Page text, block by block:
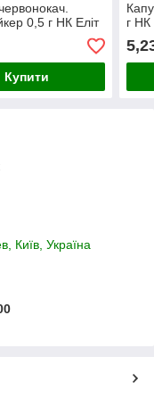
0,5 г НК Еліт
Купити
г НК
Київ, Україна